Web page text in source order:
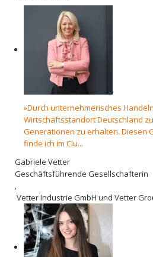
»Durch unternehmerisches
Wirtschaftsstandort Deutschland
Generationen zu erhalten. Diesen
finde ich im Clu...
Gabriele Vetter
Geschäftsführende Gesellschafterin
Vetter Industrie GmbH und Vetter